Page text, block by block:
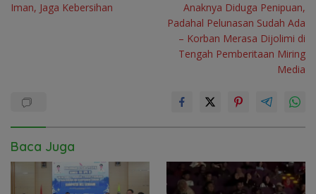
Iman, Jaga Kebersihan
Anaknya Diduga Penipuan,
Padahal Pelunasan Sudah Ada
– Korban Merasa Dijolimi di
Tengah Pemberitaan Miring
Media
Baca Juga